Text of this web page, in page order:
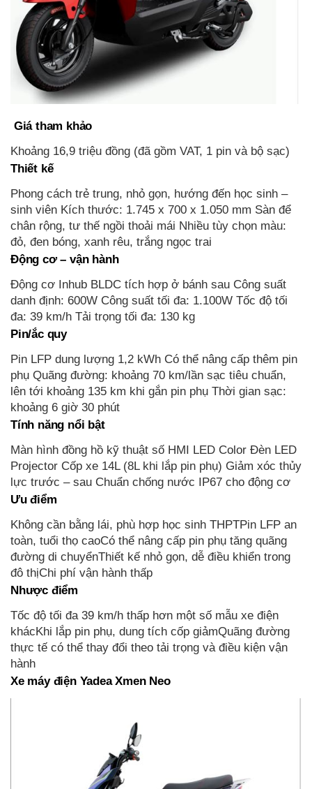
Giá tham khảo
Khoảng 16,9 triệu đồng (đã gồm VAT, 1 pin và bộ sạc)
Thiết kế
Phong cách trẻ trung, nhỏ gọn, hướng đến học sinh –
sinh viên Kích thước: 1.745 x 700 x 1.050 mm Sàn để
chân rộng, tư thế ngồi thoải mái Nhiều tùy chọn màu:
đỏ, đen bóng, xanh rêu, trắng ngọc trai
Động cơ – vận hành
Động cơ Inhub BLDC tích hợp ở bánh sau Công suất
danh định: 600W Công suất tối đa: 1.100W Tốc độ tối
đa: 39 km/h Tải trọng tối đa: 130 kg
Pin/ắc quy
Pin LFP dung lượng 1,2 kWh Có thể nâng cấp thêm pin
phụ Quãng đường: khoảng 70 km/lần sạc tiêu chuẩn,
lên tới khoảng 135 km khi gắn pin phụ Thời gian sạc:
khoảng 6 giờ 30 phút
Tính năng nổi bật
Màn hình đồng hồ kỹ thuật số HMI LED Color Đèn LED
Projector Cốp xe 14L (8L khi lắp pin phụ) Giảm xóc thủy
lực trước – sau Chuẩn chống nước IP67 cho động cơ
Ưu điểm
Không cần bằng lái, phù hợp học sinh THPTPin LFP an
toàn, tuổi thọ caoCó thể nâng cấp pin phụ tăng quãng
đường di chuyểnThiết kế nhỏ gọn, dễ điều khiển trong
đô thịChi phí vận hành thấp
Nhược điểm
Tốc độ tối đa 39 km/h thấp hơn một số mẫu xe điện
khácKhi lắp pin phụ, dung tích cốp giảmQuãng đường
thực tế có thể thay đổi theo tải trọng và điều kiện vận
hành
Xe máy điện Yadea Xmen Neo